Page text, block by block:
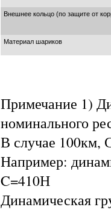
Внешнее кольцо (по защите от
Материал шариков
Примечание 1)
номинального
В случае 100км,
Например:
C=410Н
Динамическая